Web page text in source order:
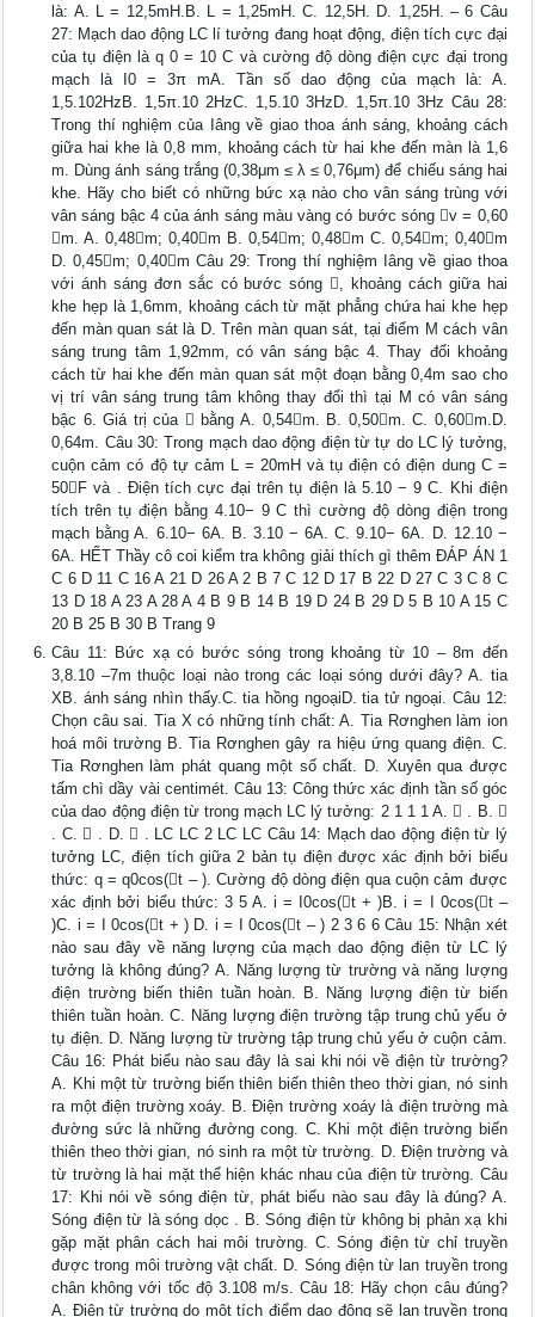
là: A. L = 12,5mH.B. L = 1,25mH. C. 12,5H. D. 1,25H. – 6 Câu
27: Mạch dao động LC lí tưởng đang hoạt động, điện tích cực đại
của tụ điện là q 0 = 10 C và cường độ dòng điện cực đại trong
mạch là I0 = 3π mA. Tần số dao động của mạch là: A.
1,5.102HzB. 1,5π.10 2HzC. 1,5.10 3HzD. 1,5π.10 3Hz Câu 28:
Trong thí nghiệm của Iâng về giao thoa ánh sáng, khoảng cách
giữa hai khe là 0,8 mm, khoảng cách từ hai khe đến màn là 1,6
m. Dùng ánh sáng trắng (0,38μm ≤ λ ≤ 0,76μm) để chiếu sáng hai
khe. Hãy cho biết có những bức xạ nào cho vân sáng trùng với
vân sáng bậc 4 của ánh sáng màu vàng có bước sóng v = 0,60
m. A. 0,48m; 0,40m B. 0,54m; 0,48m C. 0,54m; 0,40m
D. 0,45m; 0,40m Câu 29: Trong thí nghiệm Iâng về giao thoa
với ánh sáng đơn sắc có bước sóng , khoảng cách giữa hai
khe hẹp là 1,6mm, khoảng cách từ mặt phẳng chứa hai khe hẹp
đến màn quan sát là D. Trên màn quan sát, tại điểm M cách vân
sáng trung tâm 1,92mm, có vân sáng bậc 4. Thay đổi khoảng
cách từ hai khe đến màn quan sát một đoạn bằng 0,4m sao cho
vị trí vân sáng trung tâm không thay đổi thì tại M có vân sáng
bậc 6. Giá trị của  bằng A. 0,54m. B. 0,50m. C. 0,60m.D.
0,64m. Câu 30: Trong mạch dao động điện từ tự do LC lý tưởng,
cuộn cảm có độ tự cảm L = 20mH và tụ điện có điện dung C =
50F và . Điện tích cực đại trên tụ điện là 5.10 − 9 C. Khi điện
tích trên tụ điện bằng 4.10− 9 C thì cường độ dòng điện trong
mạch bằng A. 6.10− 6A. B. 3.10 − 6A. C. 9.10− 6A. D. 12.10 −
6A. HẾT Thầy cô coi kiểm tra không giải thích gì thêm ĐÁP ÁN 1
C 6 D 11 C 16 A 21 D 26 A 2 B 7 C 12 D 17 B 22 D 27 C 3 C 8 C
13 D 18 A 23 A 28 A 4 B 9 B 14 B 19 D 24 B 29 D 5 B 10 A 15 C
20 B 25 B 30 B Trang 9
Câu 11: Bức xạ có bước sóng trong khoảng từ 10 – 8m đến
3,8.10 –7m thuộc loại nào trong các loại sóng dưới đây? A. tia
XB. ánh sáng nhìn thấy.C. tia hồng ngoạiD. tia tử ngoại. Câu 12:
Chọn câu sai. Tia X có những tính chất: A. Tia Rơnghen làm ion
hoá môi trường B. Tia Rơnghen gây ra hiệu ứng quang điện. C.
Tia Rơnghen làm phát quang một số chất. D. Xuyên qua được
tấm chì dầy vài centimét. Câu 13: Công thức xác định tần số góc
của dao động điện từ trong mạch LC lý tưởng: 2 1 1 1 A.  . B. 
. C.  . D.  . LC LC 2 LC LC Câu 14: Mạch dao động điện từ lý
tưởng LC, điện tích giữa 2 bản tụ điện được xác định bởi biểu
thức: q = q0cos(t – ). Cường độ dòng điện qua cuộn cảm được
xác định bởi biểu thức: 3 5 A. i = I0cos(t + )B. i = I 0cos(t –
)C. i = I 0cos(t + ) D. i = I 0cos(t – ) 2 3 6 6 Câu 15: Nhận xét
nào sau đây về năng lượng của mạch dao động điện từ LC lý
tưởng là không đúng? A. Năng lượng từ trường và năng lượng
điện trường biến thiên tuần hoàn. B. Năng lượng điện từ biến
thiên tuần hoàn. C. Năng lượng điện trường tập trung chủ yếu ở
tụ điện. D. Năng lượng từ trường tập trung chủ yếu ở cuộn cảm.
Câu 16: Phát biểu nào sau đây là sai khi nói về điện từ trường?
A. Khi một từ trường biến thiên biến thiên theo thời gian, nó sinh
ra một điện trường xoáy. B. Điện trường xoáy là điện trường mà
đường sức là những đường cong. C. Khi một điện trường biến
thiên theo thời gian, nó sinh ra một từ trường. D. Điện trường và
từ trường là hai mặt thể hiện khác nhau của điện từ trường. Câu
17: Khi nói về sóng điện từ, phát biểu nào sau đây là đúng? A.
Sóng điện từ là sóng dọc . B. Sóng điện từ không bị phản xạ khi
gặp mặt phân cách hai môi trường. C. Sóng điện từ chỉ truyền
được trong môi trường vật chất. D. Sóng điện từ lan truyền trong
chân không với tốc độ 3.108 m/s. Câu 18: Hãy chọn câu đúng?
A. Điện từ trường do một tích điểm dao động sẽ lan truyền trong